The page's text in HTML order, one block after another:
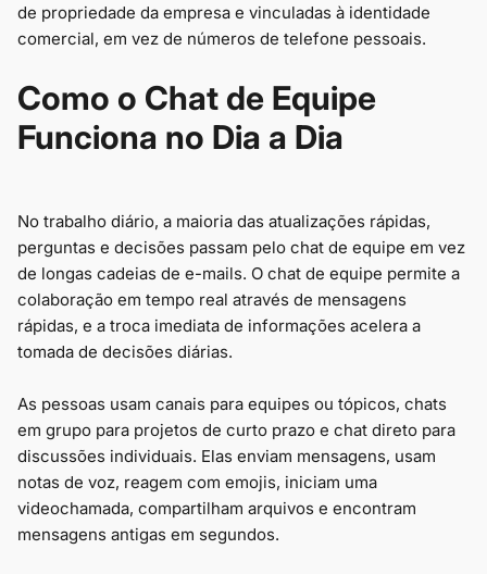
de propriedade da empresa e vinculadas à identidade
comercial, em vez de números de telefone pessoais.
Como o Chat de Equipe
Funciona no Dia a Dia
No trabalho diário, a maioria das atualizações rápidas,
perguntas e decisões passam pelo chat de equipe em vez
de longas cadeias de e-mails. O chat de equipe permite a
colaboração em tempo real através de mensagens
rápidas, e a troca imediata de informações acelera a
tomada de decisões diárias.
As pessoas usam canais para equipes ou tópicos, chats
em grupo para projetos de curto prazo e chat direto para
discussões individuais. Elas enviam mensagens, usam
notas de voz, reagem com emojis, iniciam uma
videochamada, compartilham arquivos e encontram
mensagens antigas em segundos.